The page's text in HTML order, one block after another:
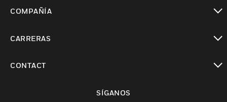
COMPAÑÍA
CARRERAS
CONTACT
SÍGANOS